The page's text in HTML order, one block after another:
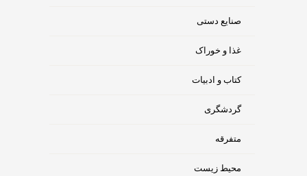
صنایع دستی
غذا و خوراک
کتاب و ادبیات
گردشگری
متفرقه
محیط زیست